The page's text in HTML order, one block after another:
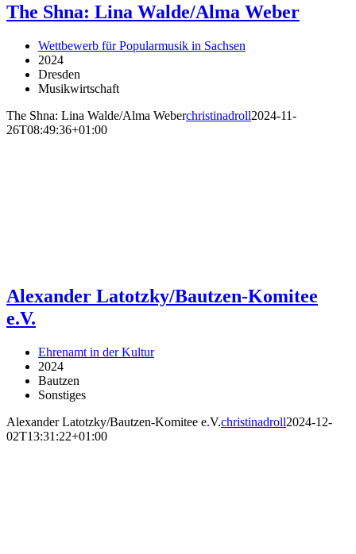
The Shna: Lina Walde/Alma Weber
Wettbewerb für Popularmusik in Sachsen
2024
Dresden
Musikwirtschaft
The Shna: Lina Walde/Alma Weberchristinadroll2024-11-
26T08:49:36+01:00
Alexander Latotzky/Bautzen-Komitee
e.V.
Ehrenamt in der Kultur
2024
Bautzen
Sonstiges
Alexander Latotzky/Bautzen-Komitee e.V.christinadroll2024-12-
02T13:31:22+01:00